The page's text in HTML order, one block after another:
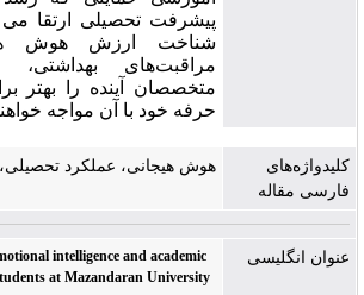
پیشرفت تحصیلی ارتقا می
شناخت ارزش هوش
مراقبت‌‌های بهداشتی،
متخصصان آینده را بهتر
حرفه خودبا آن مواجه
کلیدواژه‌های
فارسی مقاله
هوش هیجانی، عملکرد تحصیلی،
عنوان انگلیسی
intelligence and academic
at Mazandaran University